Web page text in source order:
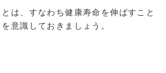
は、すなわち健康寿命を伸ばすこと
意識しておきましょう。